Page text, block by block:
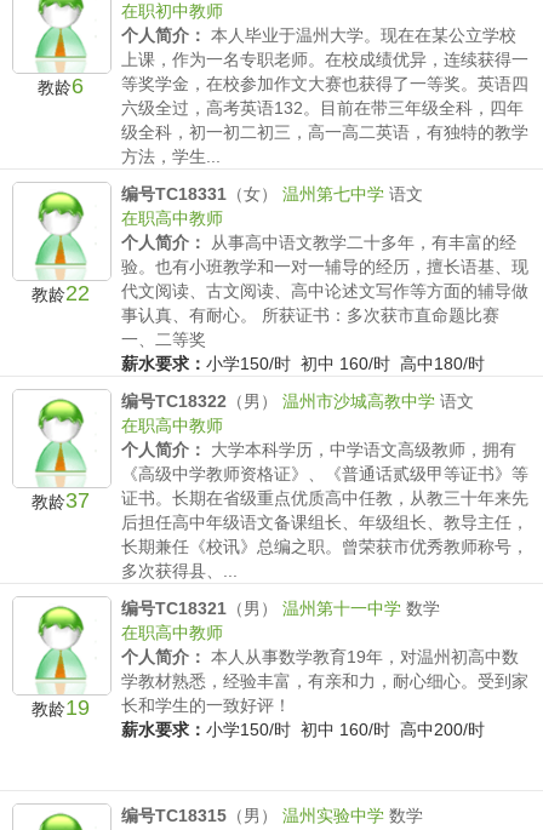
教龄6
在职初中教师
个人简介： 本人毕业于温州大学。现在在某公立学校
上课，作为一名专职老师。在校成绩优异，连续获得一
等奖学金，在校参加作文大赛也获得了一等奖。英语四
六级全过，高考英语132。目前在带三年级全科，四年
级全科，初一初二初三，高一高二英语，有独特的教学
方法，学生...
教龄22
编号TC18331 （女） 温州第七中学 语文
在职高中教师
个人简介：
从事高中语文教学二十多年，有丰富的经
验。也有小班教学和一对一辅导的经历，擅长语基、现
代文阅读、古文阅读、高中论述文写作等方面的辅导做
事认真、有耐心。 所获证书：多次获市直命题比赛
一、二等奖
薪水要求： 小学150/时 初中 160/时 高中180/时
教龄37
编号TC18322 （男） 温州市沙城高教中学 语文
在职高中教师
个人简介：
大学本科学历，中学语文高级教师，拥有
《高级中学教师资格证》、《普通话贰级甲等证书》等
证书。长期在省级重点优质高中任教，从教三十年来先
后担任高中年级语文备课组长、年级组长、教导主任，
长期兼任《校讯》总编之职。曾荣获市优秀教师称号，
多次获得县、...
教龄19
编号TC18321 （男） 温州第十一中学 数学
在职高中教师
个人简介： 本人从事数学教育19年，对温州初高中数
学教材熟悉，经验丰富，有亲和力，耐心细心。受到家
长和学生的一致好评！
薪水要求： 小学150/时 初中 160/时 高中200/时
编号TC18315 （男） 温州实验中学 数学